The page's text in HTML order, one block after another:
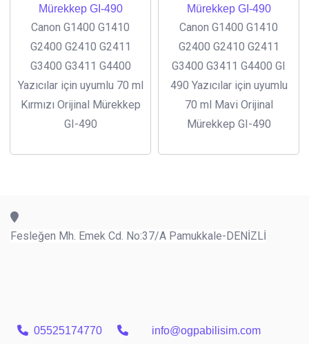
Canon G1400 G1410
G2400 G2410 G2411
G3400 G3411 G4400
Yazıcılar için uyumlu 70 ml
Kırmızı Orijinal Mürekkep
GI-490
Canon G1400 G1410
G2400 G2410 G2411
G3400 G3411 G4400 GI
490 Yazıcılar için uyumlu
70 ml Mavi Orijinal
Mürekkep GI-490
Fesleğen Mh. Emek Cd. No:37/A Pamukkale-DENİZLİ
05525174770 info@ogpabilisim.com